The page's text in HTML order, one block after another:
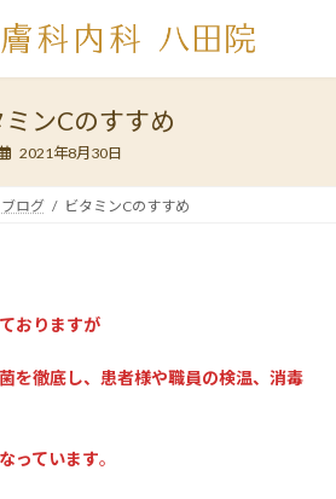
ミンCのすすめ
2021年8月30日
ログ ビタミンCのすすめ
おりますが
を徹底し、患者様や職員の検温、消毒
っています。